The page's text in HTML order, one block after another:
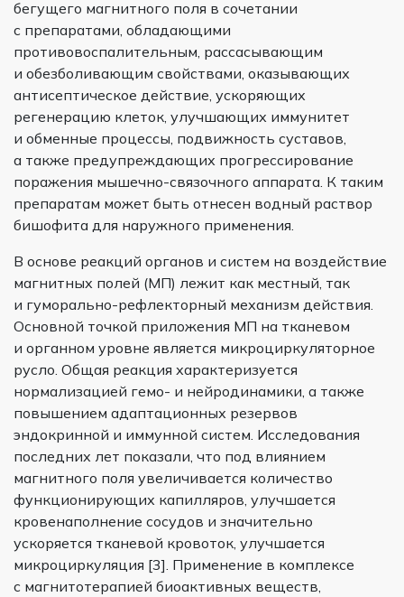
бегущего магнитного поля в сочетании
с препаратами, обладающими
противовоспалительным, рассасывающим
и обезболивающим свойствами, оказывающих
антисептическое действие, ускоряющих
регенерацию клеток, улучшающих иммунитет
и обменные процессы, подвижность суставов,
а также предупреждающих прогрессирование
поражения мышечно-связочного аппарата. К таким
препаратам может быть отнесен водный раствор
бишофита для наружного применения.
В основе реакций органов и систем на воздействие
магнитных полей (МП) лежит как местный, так
и гуморально-рефлекторный механизм действия.
Основной точкой приложения МП на тканевом
и органном уровне является микроциркуляторное
русло. Общая реакция характеризуется
нормализацией гемо- и нейродинамики, а также
повышением адаптационных резервов
эндокринной и иммунной систем. Исследования
последних лет показали, что под влиянием
магнитного поля увеличивается количество
функционирующих капилляров, улучшается
кровенаполнение сосудов и значительно
ускоряется тканевой кровоток, улучшается
микроциркуляция [3]. Применение в комплексе
с магнитотерапией биоактивных веществ,